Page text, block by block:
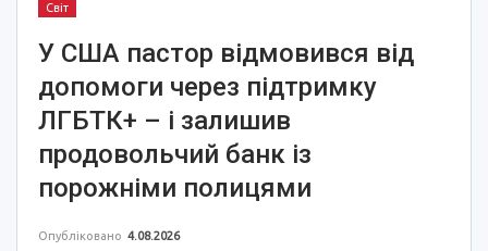
Світ
У США пастор відмовився від
допомоги через підтримку
ЛГБТК+ – і залишив
продовольчий банк із
порожніми полицями
Опубліковано 4.08.2026